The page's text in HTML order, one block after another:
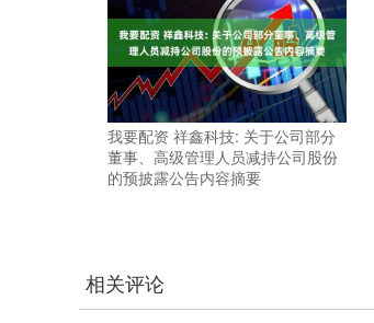
我要配资 祥鑫科技: 关于公司部分
董事、高级管理人员减持公司股份
的预披露公告内容摘要
相关评论